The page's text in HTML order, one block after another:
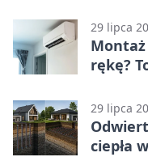
29 lipca
rękę?
29 lipca
ciepła